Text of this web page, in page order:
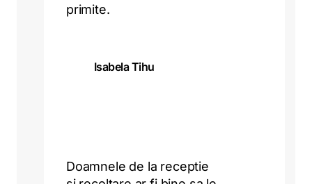
primite.
Isabela Tihu
Doamnele de la receptie